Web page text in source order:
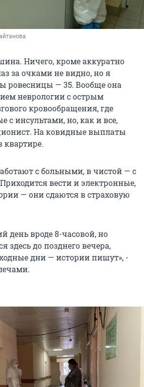
Ничего, кроме аккуратно
за очками не видно, но я
ровесницы — 35. Вообще она
неврологии с острым
кровообращения, где
с инсультами, но, как и все,
На ковидные выплаты
квартире.
с больными, в чистой — с
вести и электронные,
— они сдаются в страховую
день вроде 8-часовой, но
здесь до позднего вечера,
дни — истории пишут», -